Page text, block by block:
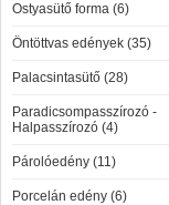
Ostyasütő forma (6)
Öntöttvas edények (35)
Palacsintasütő (28)
Paradicsompasszírozó -
Halpasszírozó (4)
Párolóedény (11)
Porcelán edény (6)